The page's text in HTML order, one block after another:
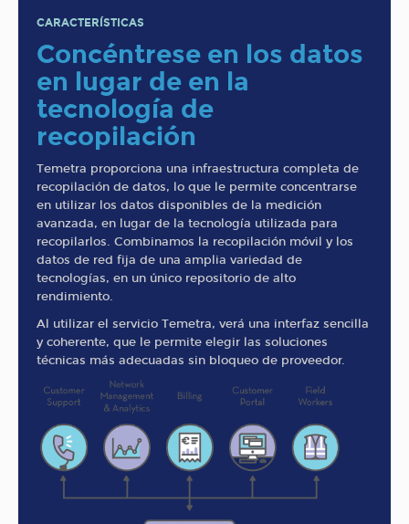
CARACTERÍSTICAS
Concéntrese en los datos
en lugar de en la
tecnología de
recopilación
Temetra proporciona una infraestructura completa de
recopilación de datos, lo que le permite concentrarse
en utilizar los datos disponibles de la medición
avanzada, en lugar de la tecnología utilizada para
recopilarlos. Combinamos la recopilación móvil y los
datos de red fija de una amplia variedad de
tecnologías, en un único repositorio de alto
rendimiento.
Al utilizar el servicio Temetra, verá una interfaz sencilla
y coherente, que le permite elegir las soluciones
técnicas más adecuadas sin bloqueo de proveedor.